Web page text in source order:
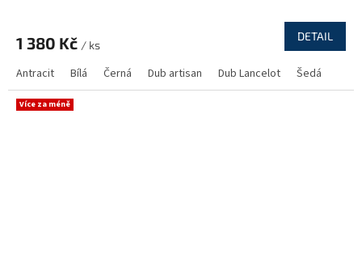
1 380 Kč / ks
DETAIL
Antracit Bílá Černá Dub artisan Dub Lancelot Šedá
Více za méně